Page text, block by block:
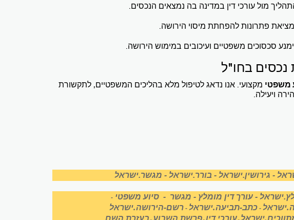
מול עורכי דין במדינה בה נמצאים הנכסים.
פתרונות להפחתת מיסוי הירושה.
ימנע סכסוכים משפטיים ועיכובים במימוש הירושה.
נכסים בחו"ל
משפטי מקצועי. אנו נדאג לטיפול מלא בהליכים המשפטיים, לתקשורת
ויעילה.
- גירושין.ישראל - בורר.ישראל - מגשר.ישראל
- עורך דין מומלץ - מגשר - סיוע משפטי -
- כתב-תביעה.ישראל- רשם-הירושה.ישראל